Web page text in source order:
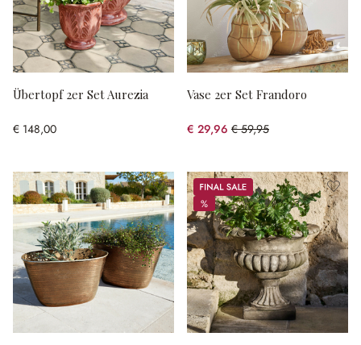
Übertopf 2er Set Aurezia
€ 148,00
Vase 2er Set Frandoro
€ 29,96 € 59,95
(50.03% gespart)
Sale
%
%